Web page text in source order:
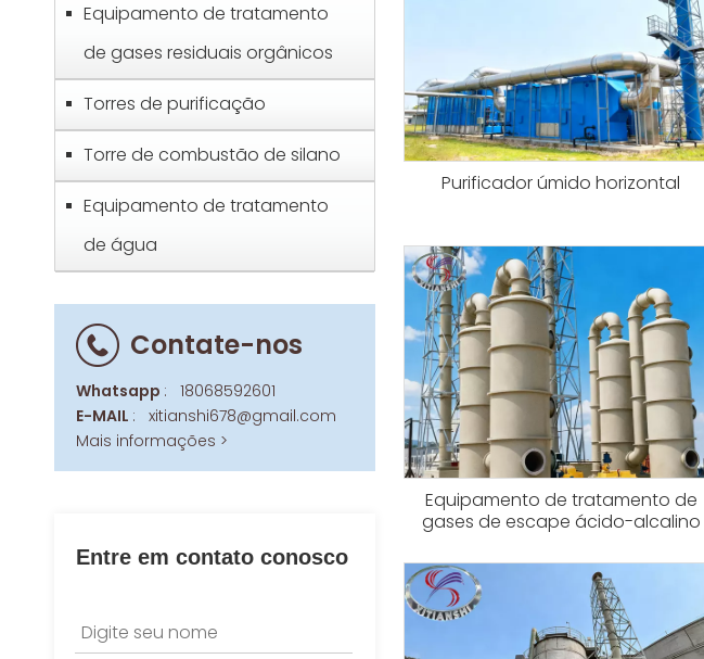
Equipamento de tratamento
de gases residuais orgânicos
Torres de purificação
Torre de combustão de silano
Equipamento de tratamento
de água
Contate-nos
Whatsapp : 18068592601
E-MAIL :
xitianshi678@gmail.com
Mais informações >
Entre em contato conosco
Purificador úmido horizontal
Equipamento de tratamento de
gases de escape ácido-alcalino